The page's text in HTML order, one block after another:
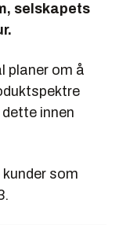
selskapets
planer om å
innen
som